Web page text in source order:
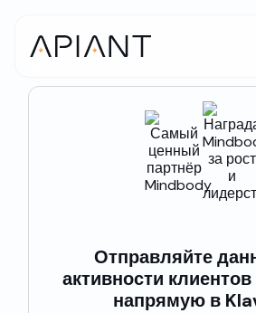
Отправляйте
активности
напрямую в